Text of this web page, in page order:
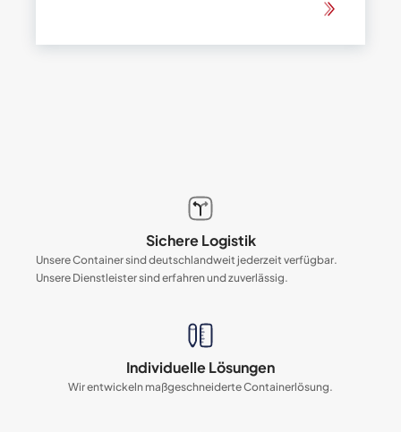
Sichere Logistik
Unsere Container sind deutschlandweit jederzeit verfügbar.
Unsere Dienstleister sind erfahren und zuverlässig.
Individuelle Lösungen
Wir entwickeln maßgeschneiderte Containerlösung.